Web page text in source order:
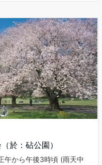
於：砧公園）
午から午後3時頃 (雨天中